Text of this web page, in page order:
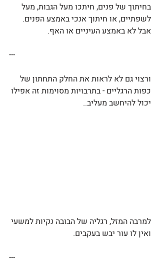
בחיתוך של פנים, חיתכו מעל הגבות, מעל
לשפתיים, או חיתוך אנכי באמצע הפנים.
אבל לא באמצע העיניים או האף.
---
ורצוי גם לא לראות את החלק התחתון של
כפות הרגליים - בתרבויות מסוימות זה אפילו
יכול להיחשב מעליב..
למרבה המזל, רגליה של הבובה נקיות למשעי
ואין לו עור יבש בעקבים.
---